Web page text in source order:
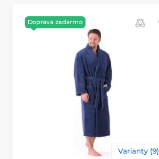
Doprava zadarmo
Varianty (9)